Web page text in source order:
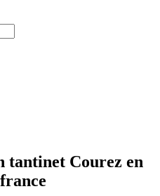
tantinet Courez en